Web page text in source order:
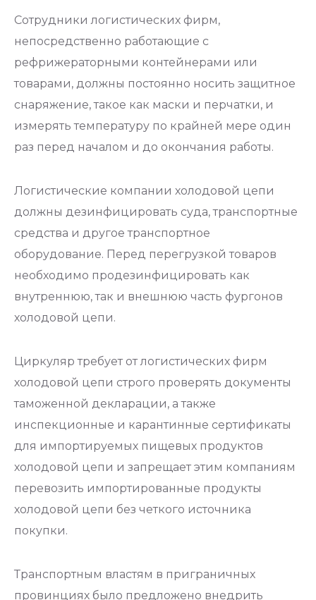
Сотрудники логистических фирм,
непосредственно работающие с
рефрижераторными контейнерами или
товарами, должны постоянно носить защитное
снаряжение, такое как маски и перчатки, и
измерять температуру по крайней мере один
раз перед началом и до окончания работы.
Логистические компании холодовой цепи
должны дезинфицировать суда, транспортные
средства и другое транспортное
оборудование. Перед перегрузкой товаров
необходимо продезинфицировать как
внутреннюю, так и внешнюю часть фургонов
холодовой цепи.
Циркуляр требует от логистических фирм
холодовой цепи строго проверять документы
таможенной декларации, а также
инспекционные и карантинные сертификаты
для импортируемых пищевых продуктов
холодовой цепи и запрещает этим компаниям
перевозить импортированные продукты
холодовой цепи без четкого источника
покупки.
Транспортным властям в приграничных
провинциях было предложено внедрить